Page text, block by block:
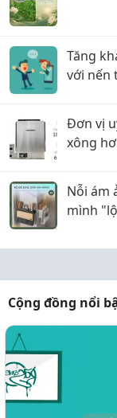
Tăng
với nến
Đơn vị
xông
Nỗi ám
mình
Cộng đồng nổi